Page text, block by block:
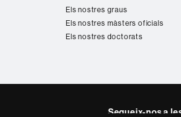
Els nostres graus
Els nostres màsters oficials
Els nostres doctorats
Segueix-nos a